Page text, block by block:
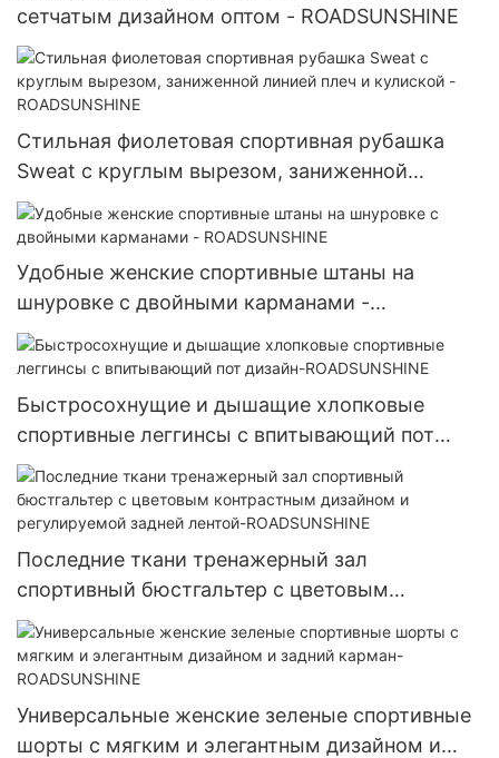
сетчатым дизайном оптом - ROADSUNSHINE
Стильная фиолетовая спортивная рубашка
Sweat с круглым вырезом, заниженной
линией плеч и кулиской - ROADSUNSHINE
Удобные женские спортивные штаны на
шнуровке с двойными карманами -
ROADSUNSHINE
Быстросохнущие и дышащие хлопковые
спортивные леггинсы с впитывающий пот
дизайн-ROADSUNSHINE
Последние ткани тренажерный зал
спортивный бюстгальтер с цветовым
контрастным дизайном и регулируемой
задней лентой-ROADSUNSHINE
Универсальные женские зеленые спортивные
шорты с мягким и элегантным дизайном и